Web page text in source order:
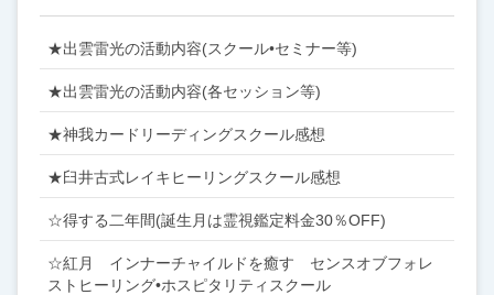
★出雲雷光の活動内容(スクール•セミナー等)
★出雲雷光の活動内容(各セッション等)
★神我カードリーディングスクール感想
★臼井古式レイキヒーリングスクール感想
☆得する二年間(誕生月は霊視鑑定料金30％OFF)
☆紅月 インナーチャイルドを癒す センスオブフォレ
ストヒーリング•ホスピタリティスクール